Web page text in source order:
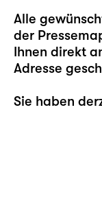
Alle
der
Ihnen direkt
Adresse
Sie haben